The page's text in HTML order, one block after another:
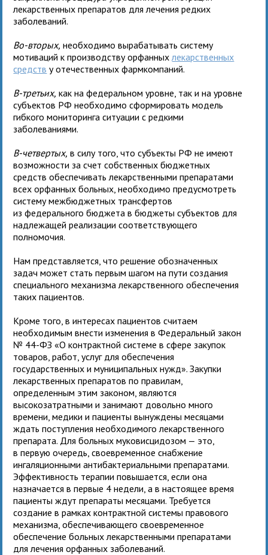
лекарственных препаратов для лечения редких
заболеваний.
Во-вторых, необходимо вырабатывать систему
мотиваций к производству орфанныхлекарственных
средств у отечественных фармкомпаний.
В-третьих, как на федеральном уровне, так и на уровне
субъектов РФ необходимо сформировать модель
гибкого мониторинга ситуации с редкими
заболеваниями.
В-четвертых, в силу того, что субъекты РФ не имеют
возможности за счет собственных бюджетных
средств обеспечивать лекарственными препаратами
всех орфанных больных, необходимо предусмотреть
систему межбюджетных трансфертов
из федерального бюджета в бюджеты субъектов для
надлежащей реализации соответствующего
полномочия.
Нам представляется, что решение обозначенных
задач может стать первым шагом на пути создания
специального механизма лекарственного обеспечения
таких пациентов.
Кроме того, в интересах пациентов считаем
необходимым внести изменения в Федеральный закон
№ 44-ФЗ «О контрактной системе в сфере закупок
товаров, работ, услуг для обеспечения
государственных и муниципальных нужд». Закупки
лекарственных препаратов по правилам,
определенным этим законом, являются
высокозатратными и занимают довольно много
времени, медики и пациенты вынуждены месяцами
ждать поступления необходимого лекарственного
препарата. Для больных муковисцидозом — это,
в первую очередь, своевременное снабжение
ингаляционными антибактериальными препаратами.
Эффективность терапии повышается, если она
назначается в первые 4 недели, а в настоящее время
пациенты ждут препараты месяцами. Требуется
создание в рамках контрактной системы правового
механизма, обеспечивающего своевременное
обеспечение больных лекарственными препаратами
для лечения орфанных заболеваний.